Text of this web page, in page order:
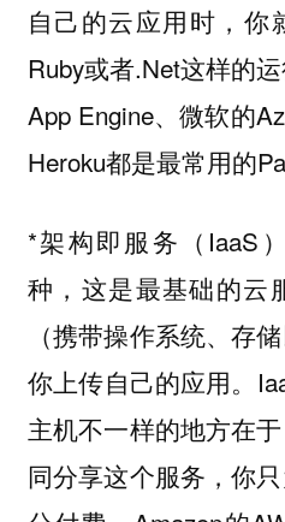
自己的云应用时，你
Ruby或者.Net这样的
App Engine、微软的
Heroku都是最常用的
*架构即服务（IaaS
种，这是最基础的云
（携带操作系统、存
你上传自己的应用。
主机不一样的地方在
同分享这个服务，你